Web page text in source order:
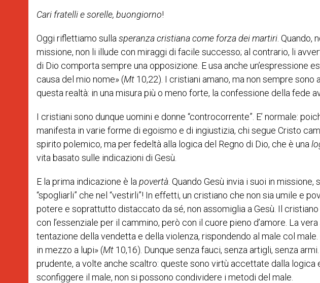
Cari fratelli e sorelle, buongiorno!
Oggi riflettiamo sulla speranza cristiana come forza dei martiri . Quando,
missione, non li illude con miraggi di facile successo; al contrario, li
di Dio comporta sempre una opposizione. E usa anche un’espressione
causa del mio nome» (Mt 10,22). I cristiani amano, ma non sempre
questa realtà: in una misura più o meno forte, la confessione della fede
I cristiani sono dunque uomini e donne “controcorrente”. E’ normale:
manifesta in varie forme di egoismo e di ingiustizia, chi segue Cristo
spirito polemico, ma per fedeltà alla logica del Regno di Dio, che è una
vita basato sulle indicazioni di Gesù.
E la prima indicazione è la povertà . Quando Gesù invia i suoi in
“spogliarli” che nel “vestirli”! In effetti, un cristiano che non sia umile e
potere e soprattutto distaccato da sé, non assomiglia a Gesù. Il
con l’essenziale per il cammino, però con il cuore pieno d’amore. La
tentazione della vendetta e della violenza, rispondendo al male col
in mezzo a lupi» (Mt 10,16). Dunque senza fauci, senza artigli, senza
prudente, a volte anche scaltro: queste sono virtù accettate dalla logica
sconfiggere il male, non si possono condividere i metodi del male.